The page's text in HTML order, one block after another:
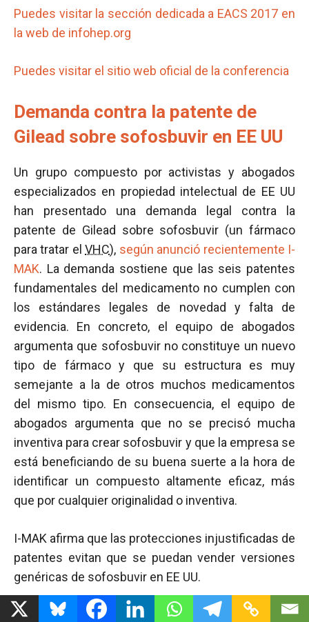
Puedes visitar la sección dedicada a EACS 2017 en
la web de infohep.org
Puedes visitar el sitio web oficial de la conferencia
Demanda contra la patente de
Gilead sobre sofosbuvir en EE UU
Un grupo compuesto por activistas y abogados
especializados en propiedad intelectual de EE UU
han presentado una demanda legal contra la
patente de Gilead sobre sofosbuvir (un fármaco
para tratar elVHC), según anunció recientemente I-
MAK. La demanda sostiene que las seis patentes
fundamentales del medicamento no cumplen con
los estándares legales de novedad y falta de
evidencia. En concreto, el equipo de abogados
argumenta que sofosbuvir no constituye un nuevo
tipo de fármaco y que su estructura es muy
semejante a la de otros muchos medicamentos
del mismo tipo. En consecuencia, el equipo de
abogados argumenta que no se precisó mucha
inventiva para crear sofosbuvir y que la empresa se
está beneficiando de su buena suerte a la hora de
identificar un compuesto altamente eficaz, más
que por cualquier originalidad o inventiva.
I-MAK afirma que las protecciones injustificadas de
patentes evitan que se puedan vender versiones
genéricas de sofosbuvir en EE UU.
Enlace relacionado: